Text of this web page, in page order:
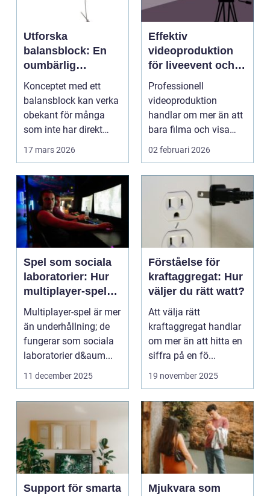
Utforska
balansblock: En
oumbärlig
komponent i
industrin
Konceptet med ett
balansblock kan verka
obekant för många
som inte har direkt
erfarenhet ...
17 mars 2026
Effektiv
videoproduktion
för liveevent och
företag
Professionell
videoproduktion
handlar om mer än att
bara filma och visa
rörliga bilder. När
02 februari 2026
Spel som sociala
laboratorier: Hur
multiplayer-spel
speglar mänskligt
beteende
Multiplayer-spel är mer
än underhållning; de
fungerar som sociala
laboratorier d&aum...
11 december 2025
Förståelse för
kraftaggregat: Hur
väljer du rätt watt?
Att välja rätt
kraftaggregat handlar
om mer än att hitta en
siffra på en fö...
19 november 2025
Support för smarta
Mjukvara som